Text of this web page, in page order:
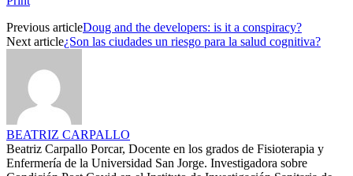
Previous articleDoug and the developers: is it a conspiracy?
Next article¿Son las ciudades un riesgo para la salud cognitiva?
BEATRIZ CARPALLO
Beatriz Carpallo Porcar, Docente en los grados de Fisioterapia y
Enfermería de la Universidad San Jorge. Investigadora sobre